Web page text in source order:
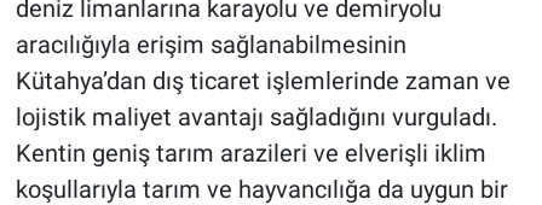
deniz limanlarına karayolu ve demiryolu
aracılığıyla erişim sağlanabilmesinin
Kütahya’dan dış ticaret işlemlerinde zaman ve
lojistik maliyet avantajı sağladığını vurguladı.
Kentin geniş tarım arazileri ve elverişli iklim
koşullarıyla tarım ve hayvancılığa da uygun bir